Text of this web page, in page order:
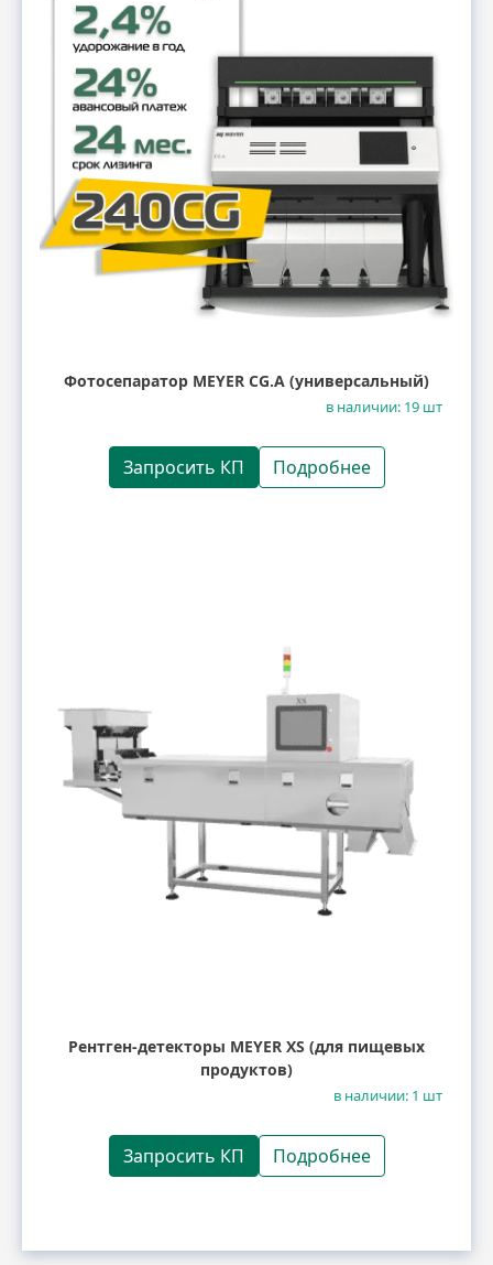
Фотосепаратор MEYER CG.A (универсальный)
в наличии: 19 шт
Запросить КП Подробнее
Рентген-детекторы MEYER XS (для пищевых
продуктов)
в наличии: 1 шт
Запросить КП Подробнее